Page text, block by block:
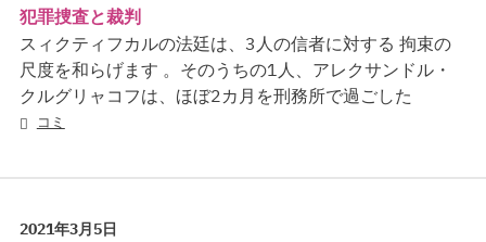
犯罪捜査と裁判
スィクティフカルの法廷は、3人の信者に対する 拘束の
尺度を和らげます 。そのうちの1人、アレクサンドル・
クルグリャコフは、ほぼ2カ月を刑務所で過ごした
コミ
2021年3月5日